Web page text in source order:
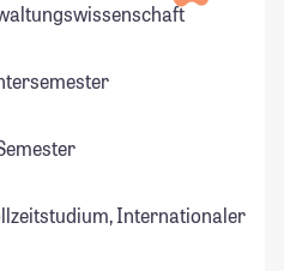
Internationaler